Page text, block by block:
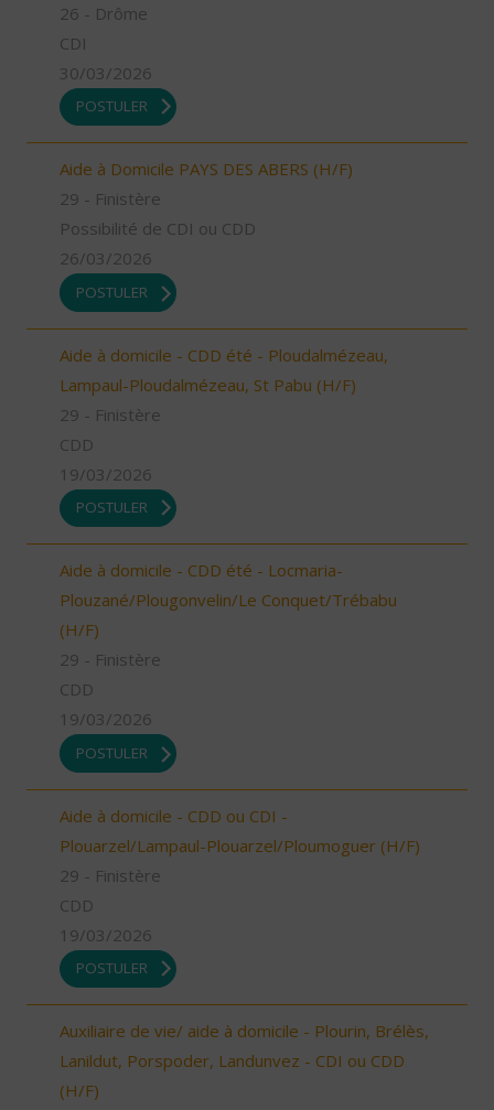
26 - Drôme
CDI
30/03/2026
POSTULER
Aide à Domicile PAYS DES ABERS (H/F)
29 - Finistère
Possibilité de CDI ou CDD
26/03/2026
POSTULER
Aide à domicile - CDD été - Ploudalmézeau,
Lampaul-Ploudalmézeau, St Pabu (H/F)
29 - Finistère
CDD
19/03/2026
POSTULER
Aide à domicile - CDD été - Locmaria-
Plouzané/Plougonvelin/Le Conquet/Trébabu
(H/F)
29 - Finistère
CDD
19/03/2026
POSTULER
Aide à domicile - CDD ou CDI -
Plouarzel/Lampaul-Plouarzel/Ploumoguer (H/F)
29 - Finistère
CDD
19/03/2026
POSTULER
Auxiliaire de vie/ aide à domicile - Plourin, Brélès,
Lanildut, Porspoder, Landunvez - CDI ou CDD
(H/F)